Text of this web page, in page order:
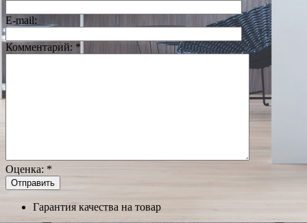
E-mail:
Комментарий: *
Оценка: *
Гарантия качества на товар